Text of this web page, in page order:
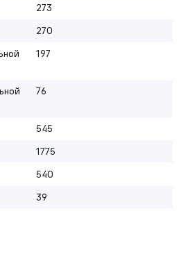
273
270
197
76
545
1775
540
39